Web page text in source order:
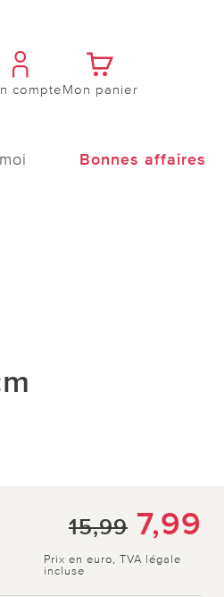
compteMon panier
Bonnes affaires
15,99 7,99
Prix en euro, TVA légale
incluse